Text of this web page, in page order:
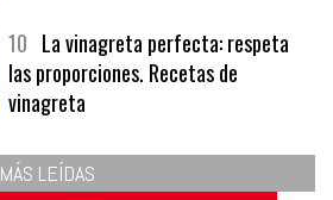
10 La vinagreta perfecta: respeta
las proporciones. Recetas de
vinagreta
MÁS LEÍDAS